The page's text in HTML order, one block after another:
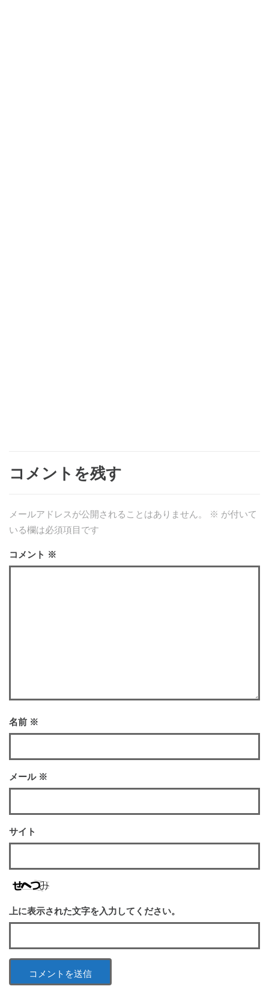
コメントを残す
メールアドレスが公開されることはありません。 ※ が付いて
いる欄は必須項目です
コメント ※
名前 ※
メール ※
サイト
上に表示された文字を入力してください。